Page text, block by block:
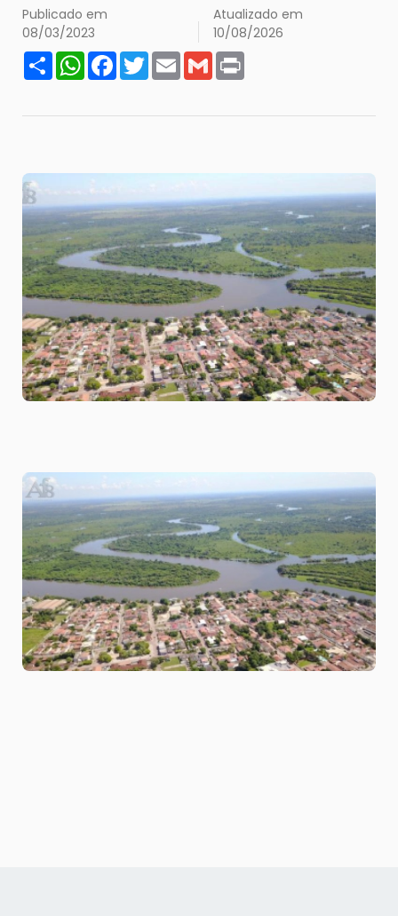
Publicado em
08/03/2023
Atualizado em
10/08/2026
ShareWhatsApp
Facebook
Twitter
EmailGmail